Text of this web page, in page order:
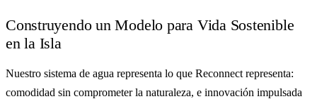
Construyendo un Modelo para Vida Sostenible
en la Isla
Nuestro sistema de agua representa lo que Reconnect representa:
comodidad sin comprometer la naturaleza, e innovación impulsada